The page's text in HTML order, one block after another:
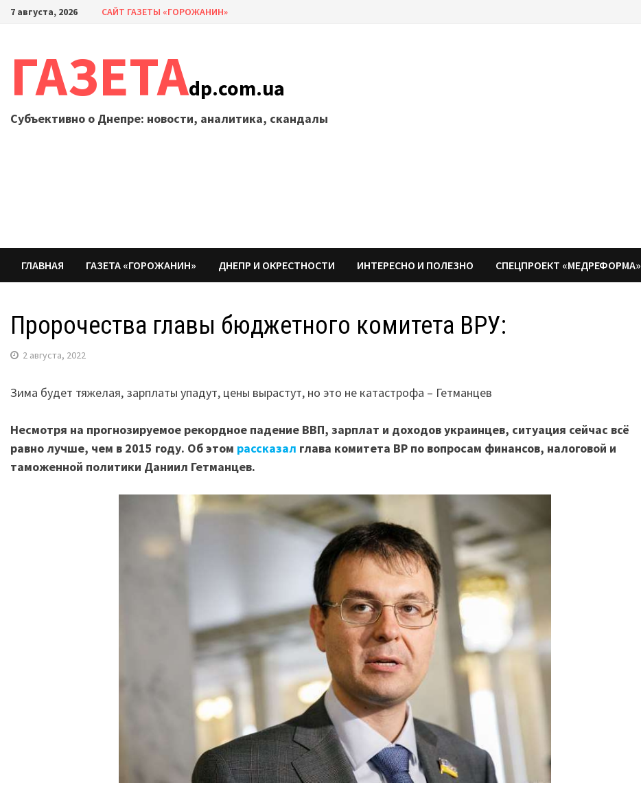
Перейти
7 августа, 2026 САЙТ ГАЗЕТЫ «ГОРОЖАНИН»
ГАЗЕТАdp.com.ua
Субъективно о Днепре: новости, аналитика, скандалы
ГЛАВНАЯ ГАЗЕТА «ГОРОЖАНИН» ДНЕПР И ОКРЕСТНОСТИ ИНТЕРЕСНО И ПОЛЕЗНО СПЕЦПРОЕКТ «МЕДРЕФОРМА»
Пророчества главы бюджетного комитета ВРУ:
2 августа, 2022
Зима будет тяжелая, зарплаты упадут, цены вырастут, но это не катастрофа – Гетманцев
Несмотря на прогнозируемое рекордное падение ВВП, зарплат и доходов украинцев, ситуация сейчас всё
равно лучше, чем в 2015 году. Об этом рассказал глава комитета ВР по вопросам финансов, налоговой и
таможенной политики Даниил Гетманцев.